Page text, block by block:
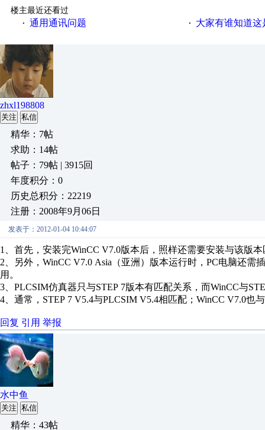
楼主最近还看过
· 通用通讯问题 · 大家有谁知道
zhxl198808
关注 私信
精华：7帖
求助：14帖
帖子：79帖 | 3915回
年度积分：0
历史总积分：22219
注册：2008年9月06日
发表于：2012-01-04 10:44:07
1、首先，安装完WinCC V7.0版本后，照样还需要安装与该版
2、另外，WinCC V7.0 Asia（亚洲）版本运行时，PC电脑还需
用。
3、PLCSIM仿真器只与STEP 7版本有匹配关系，而WinCC与
4、通常，STEP 7 V5.4与PLCSIM V5.4相匹配；WinCC V7.0也
回复 引用 举报
水中鱼
关注 私信
精华：43帖